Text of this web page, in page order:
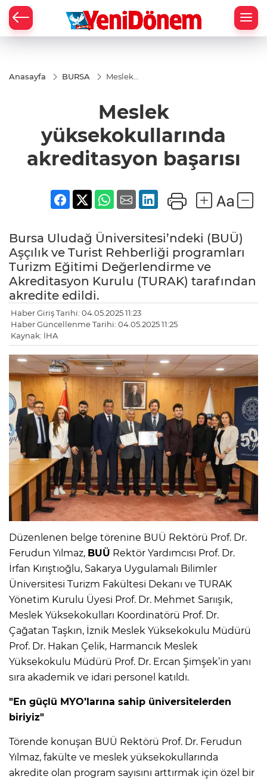
Anasayfa BURSA
Meslek
başarısı
Meslek
yüksekokullarında
akreditasyon başarısı
Bursa Uludağ Üniversitesi’ndeki (BUÜ)
Aşçılık ve Turist Rehberliği programları
Turizm Eğitimi Değerlendirme ve
Akreditasyon Kurulu (TURAK) tarafından
akredite edildi.
Haber Giriş Tarihi: 04.05.2025 11:23
Haber Güncellenme Tarihi: 04.05.2025 11:25
Kaynak: İHA
Düzenlenen belge törenine BUÜ Rektörü Prof. Dr.
Ferudun Yılmaz, BUÜ Rektör Yardımcısı Prof. Dr.
İrfan Kırıştıoğlu, Sakarya Uygulamalı Bilimler
Üniversitesi Turizm Fakültesi Dekanı ve TURAK
Yönetim Kurulu Üyesi Prof. Dr. Mehmet Sarıışık,
Meslek Yüksekokulları Koordinatörü Prof. Dr.
Çağatan Taşkın, İznik Meslek Yüksekokulu Müdürü
Prof. Dr. Hakan Çelik, Harmancık Meslek
Yüksekokulu Müdürü Prof. Dr. Ercan Şimşek’in yanı
sıra akademik ve idari personel katıldı.
"En güçlü MYO’larına sahip üniversitelerden
biriyiz"
Törende konuşan BUÜ Rektörü Prof. Dr. Ferudun
Yılmaz, fakülte ve meslek yüksekokullarında
akredite olan program sayısını arttırmak için özel bir